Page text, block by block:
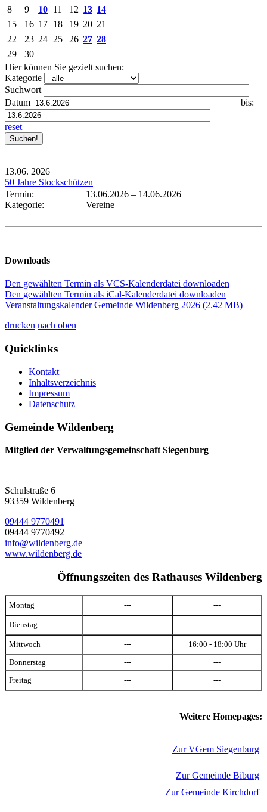
8
9 10 11 12 13 14
15
16 17 18 19 20 21
22
23 24 25 26 27 28
29
30
Hier können Sie gezielt suchen:
Kategorie
Suchwort
Datum
bis:
reset
13.06. 2026
50 Jahre Stockschützen
Termin:
13.06.2026 – 14.06.2026
Kategorie:
Vereine
Downloads
Den gewählten Termin als VCS-Kalenderdatei downloaden
Den gewählten Termin als iCal-Kalenderdatei downloaden
Veranstaltungskalender Gemeinde Wildenberg 2026 (2.42 MB)
drucken nach oben
Quicklinks
Kontakt
Inhaltsverzeichnis
Impressum
Datenschutz
Gemeinde Wildenberg
Mitglied der Verwaltungsgemeinschaft Siegenburg
Schulstraße 6
93359 Wildenberg
09444 9770491
09444 9770492
info@wildenberg.de
www.wildenberg.de
Öffnungszeiten des Rathauses Wildenberg
Montag --- ---
Dienstag --- ---
Mittwoch --- 16:00 - 18:00 Uhr
Donnerstag --- ---
Freitag --- ---
Weitere Homepages:
Zur VGem Siegenburg
Zur Gemeinde Biburg
Zur Gemeinde Kirchdorf